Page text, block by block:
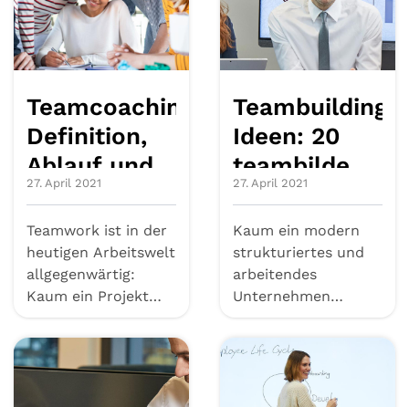
Teamcoaching:
Definition,
Ablauf und
Methoden
27. April 2021
Teamwork ist in der
heutigen Arbeitswelt
allgegenwärtig:
Kaum ein Projekt
Abteilung ka...
Teambuilding-
Ideen: 20
teambildende
Maßnahmen
27. April 2021
Kaum ein modern
strukturiertes und
arbeitendes
Unternehmen
ohne funktionierende